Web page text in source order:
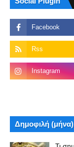
Δημοφιλή (μήνα)